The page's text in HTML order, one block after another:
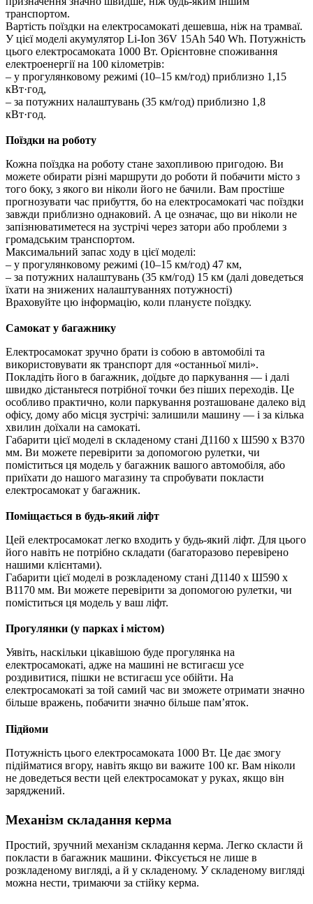
транспортом.
Вартість поїздки на електросамокаті дешевша, ніж на трамваї.
У цієї моделі акумулятор Li-Ion 36V 15Ah 540 Wh. Потужність
цього електросамоката 1000 Вт. Орієнтовне споживання
електроенергії на 100 кілометрів:
– у прогулянковому режимі (10–15 км/год) приблизно 1,15
кВт·год,
– за потужних налаштувань (35 км/год) приблизно 1,8
кВт·год.
Поїздки на роботу
Кожна поїздка на роботу стане захопливою пригодою. Ви
можете обирати різні маршрути до роботи й побачити місто з
того боку, з якого ви ніколи його не бачили. Вам простіше
прогнозувати час прибуття, бо на електросамокаті час поїздки
завжди приблизно однаковий. А це означає, що ви ніколи не
запізнюватиметеся на зустрічі через затори або проблеми з
громадським транспортом.
Максимальний запас ходу в цієї моделі:
– у прогулянковому режимі (10–15 км/год) 47 км,
– за потужних налаштувань (35 км/год) 15 км (далі доведеться
їхати на знижених налаштуваннях потужності)
Враховуйте цю інформацію, коли плануєте поїздку.
Самокат у багажнику
Електросамокат зручно брати із собою в автомобілі та
використовувати як транспорт для «останньої милі».
Покладіть його в багажник, доїдьте до паркування — і далі
швидко дістаньтеся потрібної точки без піших переходів. Це
особливо практично, коли паркування розташоване далеко від
офісу, дому або місця зустрічі: залишили машину — і за кілька
хвилин доїхали на самокаті.
Габарити цієї моделі в складеному стані Д1160 х Ш590 х В370
мм. Ви можете перевірити за допомогою рулетки, чи
поміститься ця модель у багажник вашого автомобіля, або
приїхати до нашого магазину та спробувати покласти
електросамокат у багажник.
Поміщається в будь-який ліфт
Цей електросамокат легко входить у будь-який ліфт. Для цього
його навіть не потрібно складати (багаторазово перевірено
нашими клієнтами).
Габарити цієї моделі в розкладеному стані Д1140 х Ш590 х
В1170 мм. Ви можете перевірити за допомогою рулетки, чи
поміститься ця модель у ваш ліфт.
Прогулянки (у парках і містом)
Уявіть, наскільки цікавішою буде прогулянка на
електросамокаті, адже на машині не встигаєш усе
роздивитися, пішки не встигаєш усе обійти. На
електросамокаті за той самий час ви зможете отримати значно
більше вражень, побачити значно більше пам’яток.
Підйоми
Потужність цього електросамоката 1000 Вт. Це дає змогу
підійматися вгору, навіть якщо ви важите 100 кг. Вам ніколи
не доведеться вести цей електросамокат у руках, якщо він
заряджений.
Механізм складання керма
Простий, зручний механізм складання керма. Легко скласти й
покласти в багажник машини. Фіксується не лише в
розкладеному вигляді, а й у складеному. У складеному вигляді
можна нести, тримаючи за стійку керма.